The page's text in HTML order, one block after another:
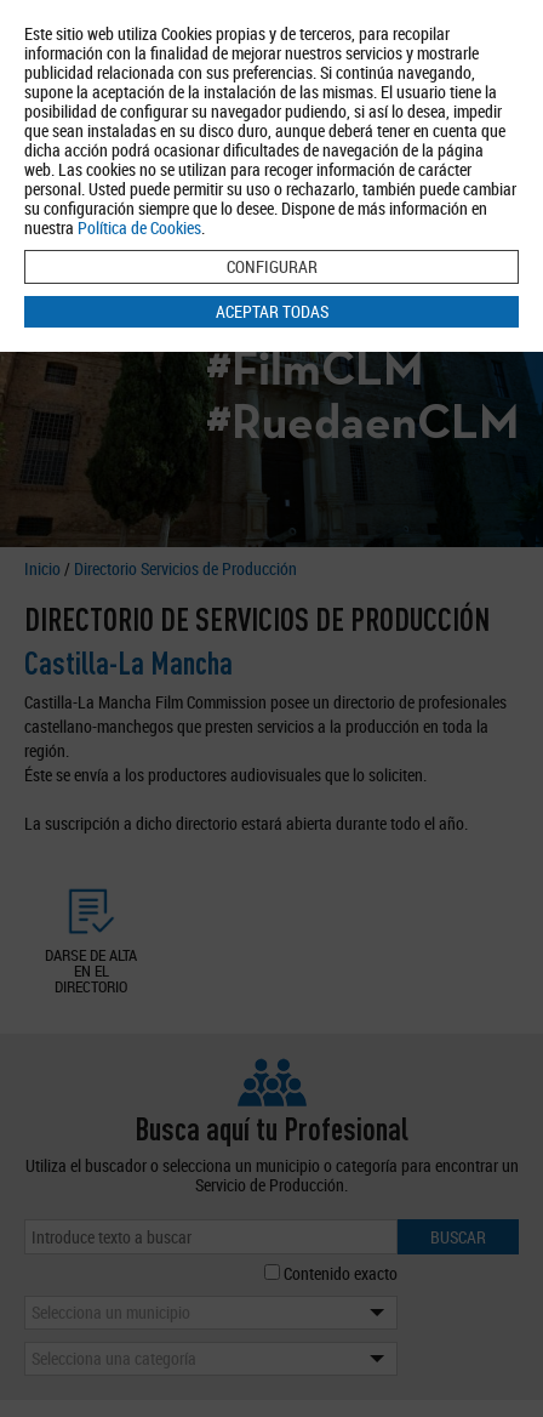
Este sitio web utiliza Cookies propias y de terceros, para recopilar
información con la finalidad de mejorar nuestros servicios y mostrarle
publicidad relacionada con sus preferencias. Si continúa navegando,
supone la aceptación de la instalación de las mismas. El usuario tiene la
posibilidad de configurar su navegador pudiendo, si así lo desea, impedir
que sean instaladas en su disco duro, aunque deberá tener en cuenta que
dicha acción podrá ocasionar dificultades de navegación de la página
web. Las cookies no se utilizan para recoger información de carácter
personal. Usted puede permitir su uso o rechazarlo, también puede cambiar
su configuración siempre que lo desee. Dispone de más información en
nuestra Política de Cookies.
CONFIGURAR
ACEPTAR TODAS
Quiénes somos Turismo Política de Privacidad Aviso Legal
Política de Cookies
BUSCAR
#FilmCLM
#RuedaenCLM
Inicio / Directorio Servicios de Producción
DIRECTORIO DE SERVICIOS DE PRODUCCIÓN
Castilla-La Mancha
Castilla-La Mancha Film Commission posee un directorio de profesionales
castellano-manchegos que presten servicios a la producción en toda la
región.
Éste se envía a los productores audiovisuales que lo soliciten.
La suscripción a dicho directorio estará abierta durante todo el año.
DARSE DE ALTA
EN EL
DIRECTORIO
Busca aquí tu Profesional
Utiliza el buscador o selecciona un municipio o categoría para encontrar un
Servicio de Producción.
BUSCAR
Contenido exacto
Selecciona un municipio
Selecciona una categoría